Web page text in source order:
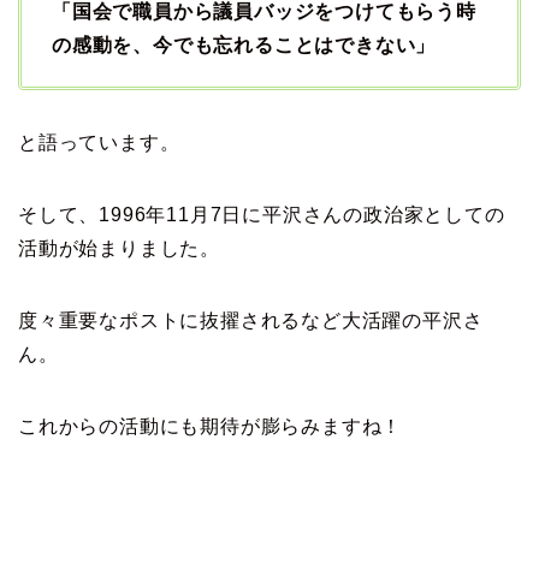
「国会で職員から議員バッジをつけてもらう時
の感動を、今でも忘れることはできない」
と語っています。
そして、1996年11月7日に平沢さんの政治家としての
活動が始まりました。
度々重要なポストに抜擢されるなど大活躍の平沢さ
ん。
これからの活動にも期待が膨らみますね！